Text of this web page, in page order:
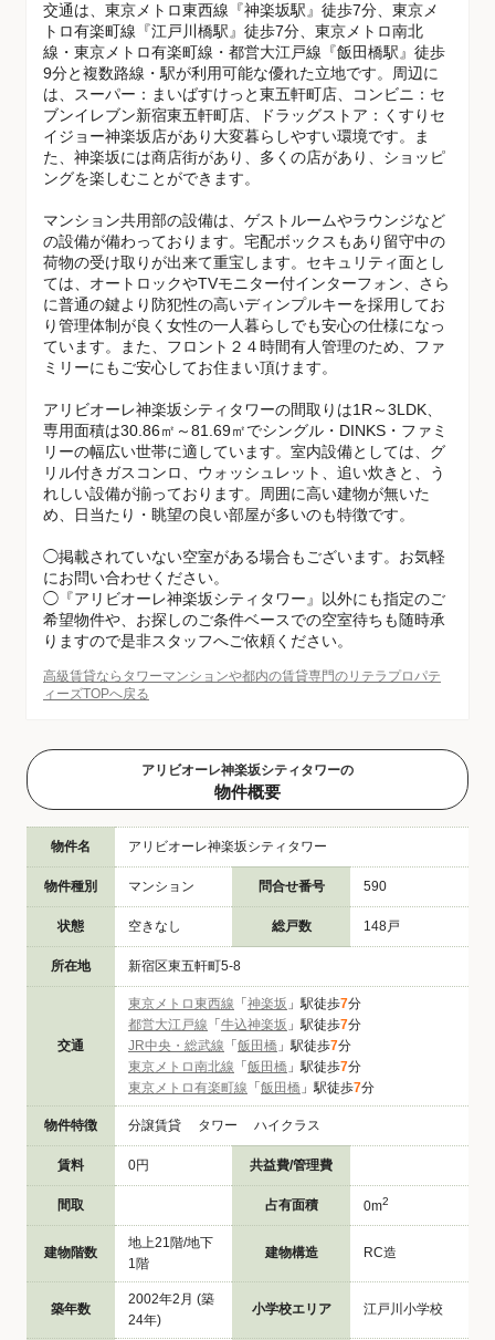
交通は、東京メトロ東西線『神楽坂駅』徒歩7分、東京メ
トロ有楽町線『江戸川橋駅』徒歩7分、東京メトロ南北
線・東京メトロ有楽町線・都営大江戸線『飯田橋駅』徒歩
9分と複数路線・駅が利用可能な優れた立地です。周辺に
は、スーパー：まいばすけっと東五軒町店、コンビニ：セ
ブンイレブン新宿東五軒町店、ドラッグストア：くすりセ
イジョー神楽坂店があり大変暮らしやすい環境です。ま
た、神楽坂には商店街があり、多くの店があり、ショッピ
ングを楽しむことができます。
マンション共用部の設備は、ゲストルームやラウンジなど
の設備が備わっております。宅配ボックスもあり留守中の
荷物の受け取りが出来て重宝します。セキュリティ面とし
ては、オートロックやTVモニター付インターフォン、さら
に普通の鍵より防犯性の高いディンプルキーを採用してお
り管理体制が良く女性の一人暮らしでも安心の仕様になっ
ています。また、フロント２４時間有人管理のため、ファ
ミリーにもご安心してお住まい頂けます。
アリビオーレ神楽坂シティタワーの間取りは1R～3LDK、
専用面積は30.86㎡～81.69㎡でシングル・DINKS・ファミ
リーの幅広い世帯に適しています。室内設備としては、グ
リル付きガスコンロ、ウォッシュレット、追い炊きと、う
れしい設備が揃っております。周囲に高い建物が無いた
め、日当たり・眺望の良い部屋が多いのも特徴です。
◯掲載されていない空室がある場合もございます。お気軽
にお問い合わせください。
◯『アリビオーレ神楽坂シティタワー』以外にも指定のご
希望物件や、お探しのご条件ベースでの空室待ちも随時承
りますので是非スタッフへご依頼ください。
高級賃貸ならタワーマンションや都内の賃貸専門のリテラプロパテ
ィーズTOPへ戻る
アリビオーレ神楽坂シティタワーの
物件概要
物件名 アリビオーレ神楽坂シティタワー
物件種別 マンション 問合せ番号 590
状態 空きなし 総戸数 148戸
所在地 新宿区東五軒町5-8
交通
東京メトロ東西線 「 神楽坂 」駅徒歩7分
都営大江戸線 「 牛込神楽坂 」駅徒歩7分
JR中央・総武線 「 飯田橋 」駅徒歩7分
東京メトロ南北線 「 飯田橋 」駅徒歩7分
東京メトロ有楽町線 「 飯田橋 」駅徒歩7分
物件特徴 分譲賃貸 タワー ハイクラス
賃料 0円 共益費/管理費
間取 占有面積 0m2
建物階数
地上21階/地下
1階
建物構造 RC造
築年数
2002年2月 (築
24年)
小学校エリア 江戸川小学校